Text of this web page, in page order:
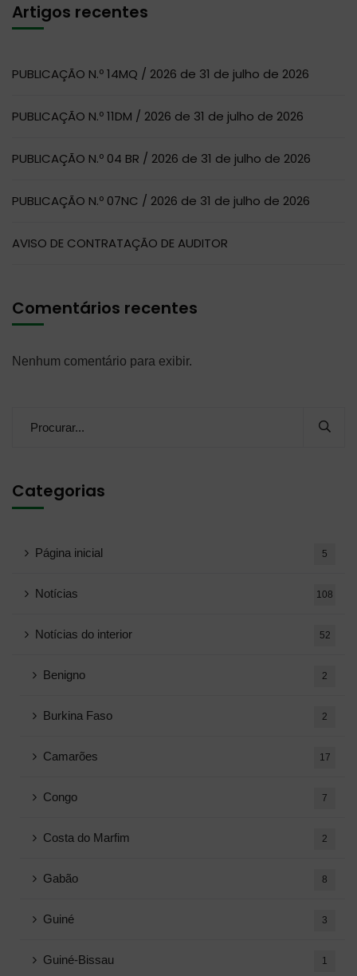
Artigos recentes
PUBLICAÇÃO N.º 14MQ / 2026 de 31 de julho de 2026
PUBLICAÇÃO N.º 11DM / 2026 de 31 de julho de 2026
PUBLICAÇÃO N.º 04 BR / 2026 de 31 de julho de 2026
PUBLICAÇÃO N.º 07NC / 2026 de 31 de julho de 2026
AVISO DE CONTRATAÇÃO DE AUDITOR
Comentários recentes
Nenhum comentário para exibir.
Categorias
Página inicial 5
Notícias 108
Notícias do interior 52
Benigno 2
Burkina Faso 2
Camarões 17
Congo 7
Costa do Marfim 2
Gabão 8
Guiné 3
Guiné-Bissau 1